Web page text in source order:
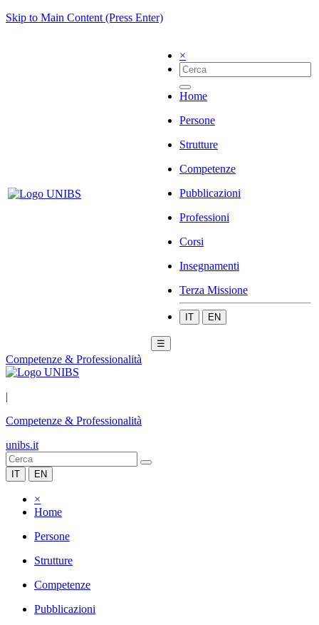
Skip to Main Content (Press Enter)
×
Home
Persone
Strutture
Competenze
Pubblicazioni
Professioni
Corsi
Insegnamenti
Terza Missione
IT EN
☰
Competenze & Professionalità
|
Competenze & Professionalità
unibs.it
IT EN
×
Home
Persone
Strutture
Competenze
Pubblicazioni